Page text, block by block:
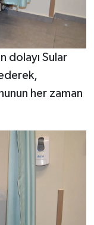
dolayı Sular
her zaman